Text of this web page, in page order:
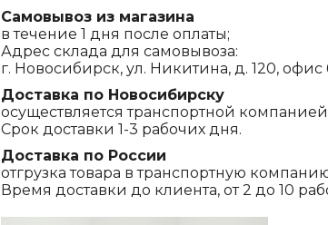
Самовывоз из магазина
в течение 1 дня после оплаты;
Адрес склада для самовывоза:
г. Новосибирск, ул. Никитина, д. 120, офис
Доставка по Новосибирску
осуществляется транспортной
Срок доставки 1-3 рабочих дня.
Доставка по России
отгрузка товара в транспортную
Время доставки до клиента, от 2 до 10